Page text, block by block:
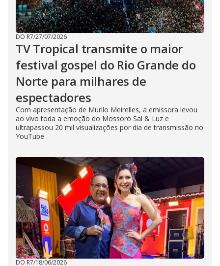
DO R7/27/07/2026
TV Tropical transmite o maior
festival gospel do Rio Grande do
Norte para milhares de
espectadores
Com apresentação de Murilo Meirelles, a emissora levou
ao vivo toda a emoção do Mossoró Sal & Luz e
ultrapassou 20 mil visualizações por dia de transmissão no
YouTube
DO R7/18/06/2026